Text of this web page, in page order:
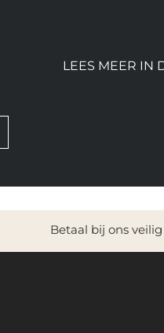
LEES MEER IN
Betaal bij ons